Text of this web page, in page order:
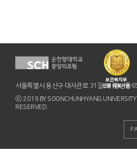
서울특별시 용산구 대사관로 31길 31(한남동
ⓒ 2019 BY SOONCHUNHYANG UNIVERSITY
RESERVED.